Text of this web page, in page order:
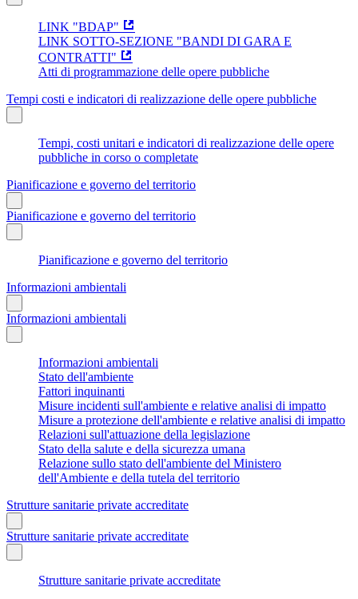
LINK "BDAP"
LINK SOTTO-SEZIONE "BANDI DI GARA E
CONTRATTI"
Atti di programmazione delle opere pubbliche
Tempi costi e indicatori di realizzazione delle opere pubbliche
Tempi, costi unitari e indicatori di realizzazione delle opere
pubbliche in corso o completate
Pianificazione e governo del territorio
Pianificazione e governo del territorio
Pianificazione e governo del territorio
Informazioni ambientali
Informazioni ambientali
Informazioni ambientali
Stato dell'ambiente
Fattori inquinanti
Misure incidenti sull'ambiente e relative analisi di impatto
Misure a protezione dell'ambiente e relative analisi di impatto
Relazioni sull'attuazione della legislazione
Stato della salute e della sicurezza umana
Relazione sullo stato dell'ambiente del Ministero
dell'Ambiente e della tutela del territorio
Strutture sanitarie private accreditate
Strutture sanitarie private accreditate
Strutture sanitarie private accreditate